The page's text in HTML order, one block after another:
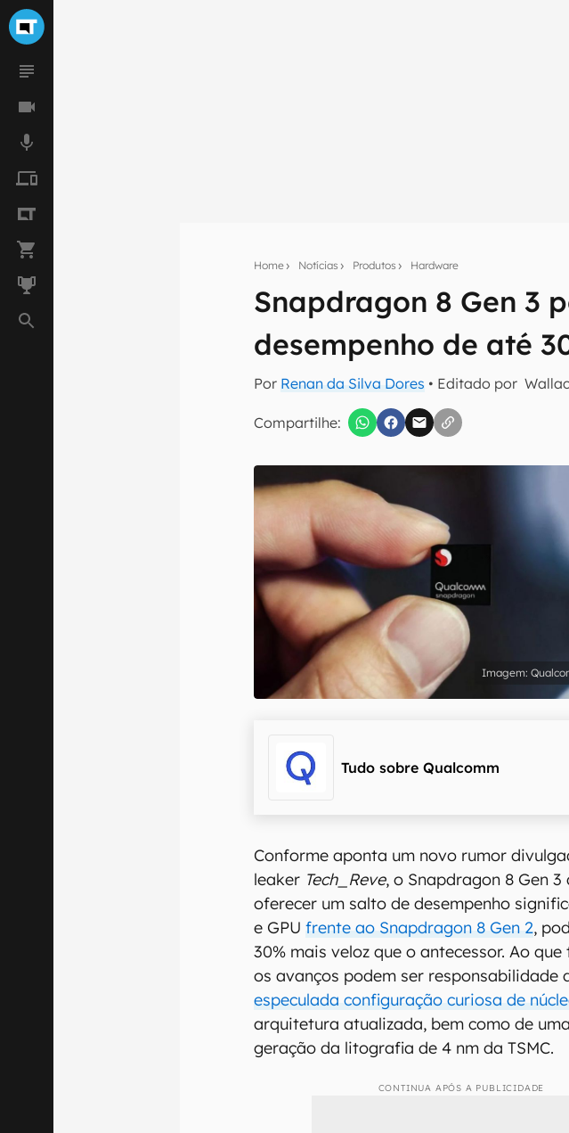
Home Notícias Produtos Hardware
Snapdragon 8 Gen 3
desempenho de até
Por Renan da Silva Dores • Editado por
Compartilhe:
Seu resumo inteligente do
Assine a newsletter do Canaltech e
Confirmo que li, aceito e concordo com os
Tudo sobre Qualcomm
Conforme aponta um novo rumor
leaker Tech_Reve, o Snapdragon 8 Gen 3
oferecer um salto de desempenho
e GPUfrente ao Snapdragon 8 Gen 2,
30% mais veloz que o antecessor. Ao
os avanços podem ser responsabilidade
especulada configuração curiosa de
arquitetura atualizada, bem como de
geração da litografia de 4 nm da TSMC.
CONTINUA APÓS A PUBLICIDADE